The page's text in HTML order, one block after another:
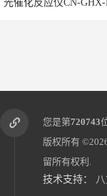
您是第720743
版权所有
留所有权利.
技术支持：